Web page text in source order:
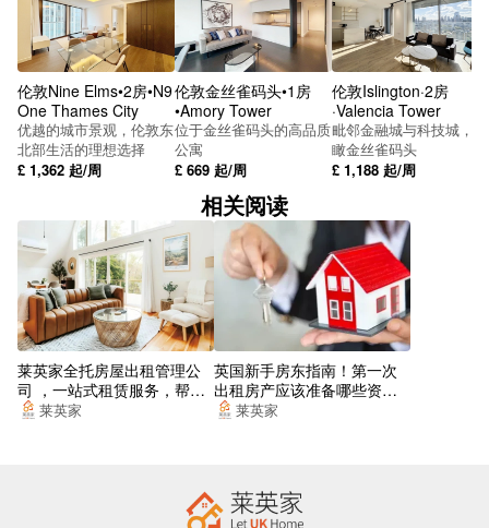
Plaistow Grove (Stop M)
Ladysmith Road
Morley Road Plaistow (Stop J)
Stephens Court
East London Cemetery
Suffolk Road
Florence Road (Stop N)
North Crescent Business Centre (Stop J)
Stratford Park (Stop S)
伦敦Nine Elms•2房•N9
One Thames City
优越的城市景观，伦敦东
北部生活的理想选择
£ 1,362 起/周
伦敦金丝雀码头•1房
•Amory Tower
位于金丝雀码头的高品质
公寓
£ 669 起/周
伦敦Islington·2房
·Valencia Tower
毗邻金融城与科技城，俯
瞰金丝雀码头
£ 1,188 起/周
相关阅读
莱英家全托房屋出租管理公
司 ，一站式租赁服务，帮你
找到梦想的居所
莱英家
英国新手房东指南！第一次
出租房产应该准备哪些资
料？莱英家